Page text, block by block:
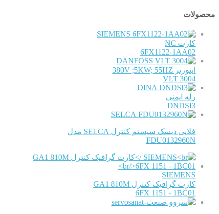
محصولات
SIEMENS
کارت NC
6FX1122-1AA02
DANFOSS
اینورتر 380V ;5KW; 55HZ
VLT 3004
DINA
رله ایمنی
DNDSI3
SELCA
فلاپی دیسک سیستم کنترل SELCA مدل
FDU0132960N
SIEMENS
کارت گرافیک کنترل GA1 810M
6FX 1151 - 1BC01